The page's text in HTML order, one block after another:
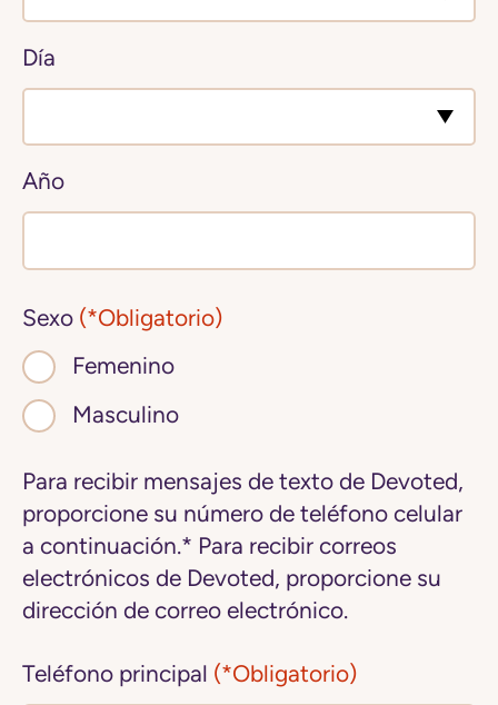
Día
Año
Sexo (*Obligatorio)
Femenino
Masculino
Para recibir mensajes de texto de Devoted,
proporcione su número de teléfono celular
a continuación.* Para recibir correos
electrónicos de Devoted, proporcione su
dirección de correo electrónico.
Teléfono principal (*Obligatorio)